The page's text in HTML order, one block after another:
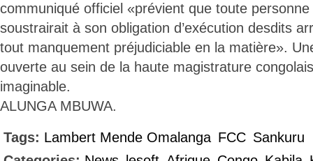
communiqué officiel «prévient que toute
soustrairait à son obligation d’exécution desdits
tout manquement préjudiciable en la matière».
ouverte au sein de la haute magistrature
imaginable.
ALUNGA MBUWA.
Tags: Lambert Mende Omalanga FCC Sankuru